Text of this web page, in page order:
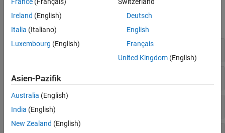
Examples
expand all
Array access with tainted index
Invalid use of standard library string routine
Ireland (English)
Italia (Italiano)
Luxembourg (English)
Deutsch
English
Français
United Kingdom(English)
Asien-Pazifik
Australia (English)
India (English)
New Zealand (English)